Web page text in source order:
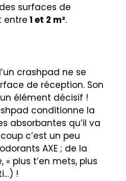
surfaces de
entre 1 et 2 m².
crashpad ne se
de réception. Son
élément décisif !
conditionne la
absorbantes qu’il va
c’est un peu
AXE ; de la
plus t’en mets, plus
!